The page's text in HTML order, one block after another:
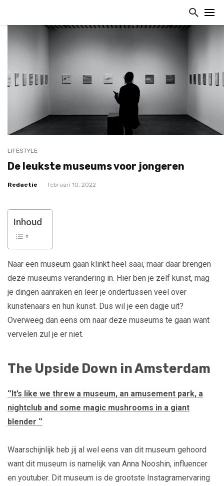
LIFESTYLE
De leukste museums voor jongeren
Redactie februari 10, 2022
Inhoud
Naar een museum gaan klinkt heel saai, maar daar brengen
deze museums verandering in. Hier ben je zelf kunst, mag
je dingen aanraken en leer je ondertussen veel over
kunstenaars en hun kunst. Dus wil je een dagje uit?
Overweeg dan eens om naar deze museums te gaan want
vervelen zul je er niet.
The Upside Down in Amsterdam
‘’It’s like we threw a museum, an amusement park, a
nightclub and some magic mushrooms in a giant
blender ‘’
Waarschijnlijk heb jij al wel eens van dit museum gehoord
want dit museum is namelijk van Anna Nooshin, influencer
en youtuber. Dit museum is de grootste Instagramervaring